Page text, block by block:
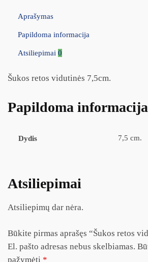
Aprašymas
Papildoma informacija
Atsiliepimai 0
Šukos retos vidutinės 7,5cm.
Papildoma informacija
Dydis 7,5 cm.
Atsiliepimai
Atsiliepimų dar nėra.
Būkite pirmas aprašęs “Šukos retos
El. pašto adresas nebus skelbiamas.
pažymėti *